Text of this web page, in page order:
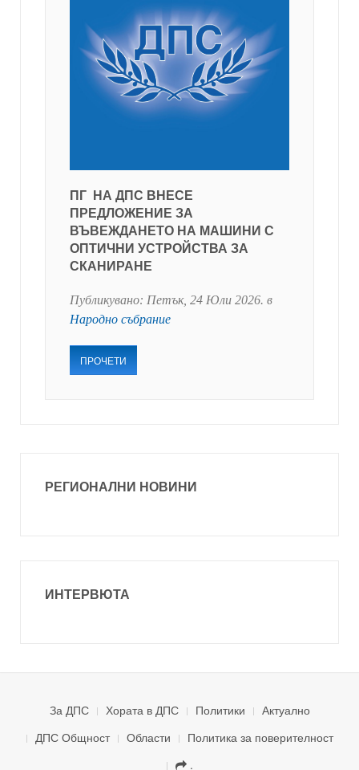
ПГ НА ДПС ВНЕСЕ
ПРЕДЛОЖЕНИЕ ЗА
ВЪВЕЖДАНЕТО НА МАШИНИ С
ОПТИЧНИ УСТРОЙСТВА ЗА
СКАНИРАНЕ
Публикувано: Петък, 24 Юли 2026. в
Народно събрание
ПРОЧЕТИ
РЕГИОНАЛНИ НОВИНИ
ИНТЕРВЮТА
За ДПС Хората в ДПС Политики
Актуално
ДПС Общност
Области
Политика за поверителност
.